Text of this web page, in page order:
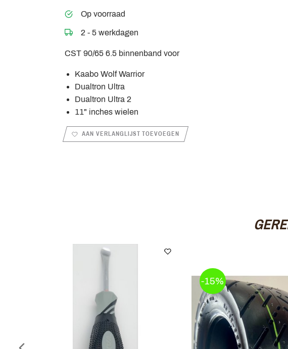
Op voorraad
2 - 5 werkdagen
CST 90/65 6.5 binnenband voor
Kaabo Wolf Warrior
Dualtron Ultra
Dualtron Ultra 2
11" inches wielen
AAN VERLANGLIJST TOEVOEGEN
-15%